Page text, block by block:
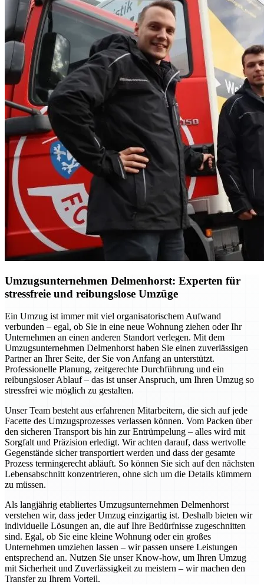
Umzugsunternehmen Delmenhorst: Experten für
stressfreie und reibungslose Umzüge
Ein Umzug ist immer mit viel organisatorischem Aufwand
verbunden – egal, ob Sie in eine neue Wohnung ziehen oder Ihr
Unternehmen an einen anderen Standort verlegen. Mit dem
Umzugsunternehmen Delmenhorst haben Sie einen zuverlässigen
Partner an Ihrer Seite, der Sie von Anfang an unterstützt.
Professionelle Planung, zeitgerechte Durchführung und ein
reibungsloser Ablauf – das ist unser Anspruch, um Ihren Umzug so
stressfrei wie möglich zu gestalten.
Unser Team besteht aus erfahrenen Mitarbeitern, die sich auf jede
Facette des Umzugsprozesses verlassen können. Vom Packen über
den sicheren Transport bis hin zur Entrümpelung – alles wird mit
Sorgfalt und Präzision erledigt. Wir achten darauf, dass wertvolle
Gegenstände sicher transportiert werden und dass der gesamte
Prozess termingerecht abläuft. So können Sie sich auf den nächsten
Lebensabschnitt konzentrieren, ohne sich um die Details kümmern
zu müssen.
Als langjährig etabliertes Umzugsunternehmen Delmenhorst
verstehen wir, dass jeder Umzug einzigartig ist. Deshalb bieten wir
individuelle Lösungen an, die auf Ihre Bedürfnisse zugeschnitten
sind. Egal, ob Sie eine kleine Wohnung oder ein großes
Unternehmen umziehen lassen – wir passen unsere Leistungen
entsprechend an. Nutzen Sie unser Know-how, um Ihren Umzug
mit Sicherheit und Zuverlässigkeit zu meistern – wir machen den
Transfer zu Ihrem Vorteil.